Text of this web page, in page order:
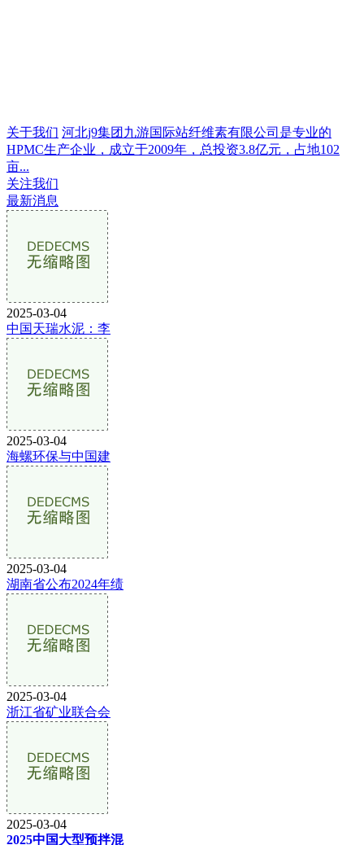
关于我们 河北j9集团九游国际站纤维素有限公司是专业的
HPMC生产企业，成立于2009年，总投资3.8亿元，占地102
亩...
关注我们
最新消息
2025-03-04
中国天瑞水泥：李
2025-03-04
海螺环保与中国建
2025-03-04
湖南省公布2024年绩
2025-03-04
浙江省矿业联合会
2025-03-04
2025中国大型预拌混